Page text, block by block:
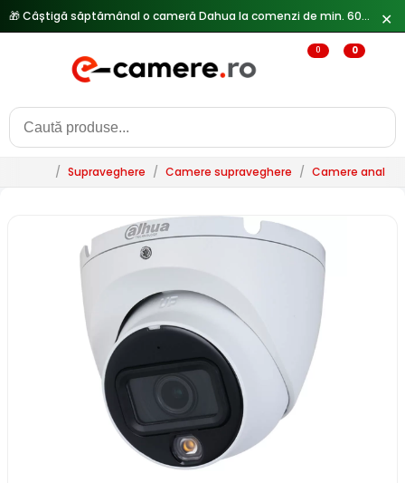
✕
0 0
/ Supraveghere / Camere supraveghere / Camere